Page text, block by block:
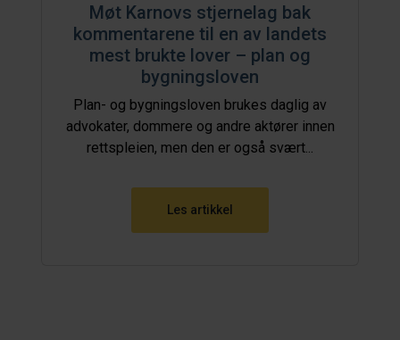
Møt Karnovs stjernelag bak
kommentarene til en av landets
mest brukte lover – plan og
bygningsloven
Plan- og bygningsloven brukes daglig av
advokater, dommere og andre aktører innen
rettspleien, men den er også svært...
Les artikkel